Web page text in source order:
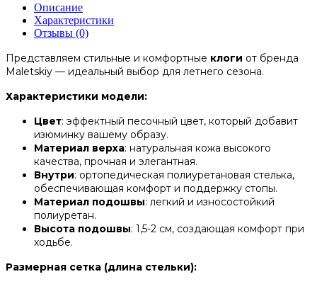
Описание
Характеристики
Отзывы (0)
Представляем стильные и комфортные клоги от бренда
Maletskiy — идеальный выбор для летнего сезона.
Характеристики модели:
Цвет: эффектный песочный цвет, который добавит
изюминку вашему образу.
Материал верха: натуральная кожа высокого
качества, прочная и элегантная.
Внутри: ортопедическая полиуретановая стелька,
обеспечивающая комфорт и поддержку стопы.
Материал подошвы: легкий и износостойкий
полиуретан.
Высота подошвы: 1,5-2 см, создающая комфорт при
ходьбе.
Размерная сетка (длина стельки):